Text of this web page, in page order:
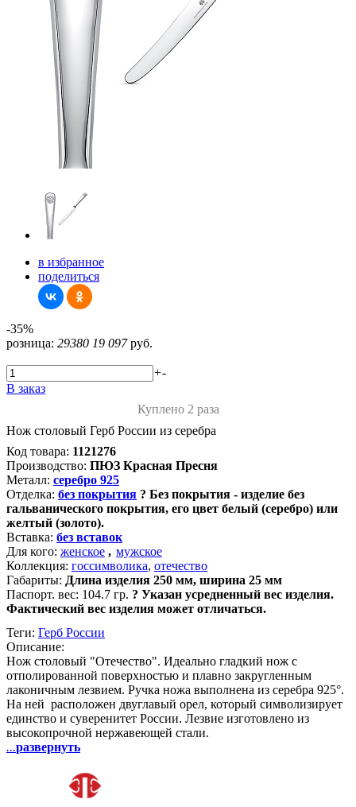
в избранное
поделиться
-35%
розница: 29380 19 097руб.
+-
В заказ
Куплено 2 раза
Нож столовый Герб России из серебра
Код товара: 1121276
Производство: ПЮЗ Красная Пресня
Металл: серебро 925
Отделка: без покрытия ? Без покрытия - изделие без
гальванического покрытия, его цвет белый (серебро) или
желтый (золото).
Вставка: без вставок
Для кого: женское , мужское
Коллекция: госсимволика, отечество
Габариты: Длина изделия 250 мм, ширина 25 мм
Паспорт. вес: 104.7 гр. ? Указан усредненный вес изделия.
Фактический вес изделия может отличаться.
Теги: Герб России
Описание:
Нож столовый "Отечество". Идеально гладкий нож с
отполированной поверхностью и плавно закругленным
лаконичным лезвием. Ручка ножа выполнена из серебра 925°.
На ней расположен двуглавый орел, который символизирует
единство и суверенитет России. Лезвие изготовлено из
высокопрочной нержавеющей стали.
...развернуть